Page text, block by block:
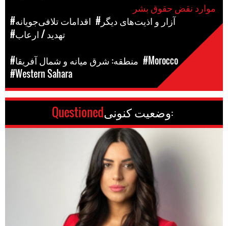
#اقدامات تلافی‌جویانه
#آزار و اذیت‌های دیگر
#تهدید / ارعاب
#منطقه: شرق میانه و شمال آفریقا #Morocco
#Western Sahara
وضعیت کنونی: Questioned